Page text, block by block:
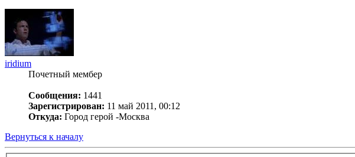
iridium
Почетный мембер
Сообщения: 1441
Зарегистрирован: 11 май 2011, 00:12
Откуда: Город герой -Москва
Вернуться к началу